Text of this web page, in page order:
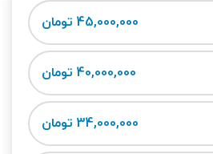
45,000,000 تومان
40,000,000 تومان
34,000,000 تومان